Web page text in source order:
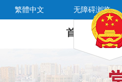
繁體中文 无障碍浏览
首 页